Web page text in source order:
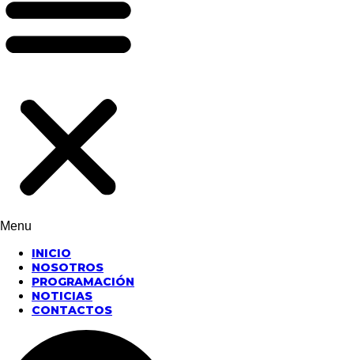
Menu
INICIO
NOSOTROS
PROGRAMACIÓN
NOTICIAS
CONTACTOS